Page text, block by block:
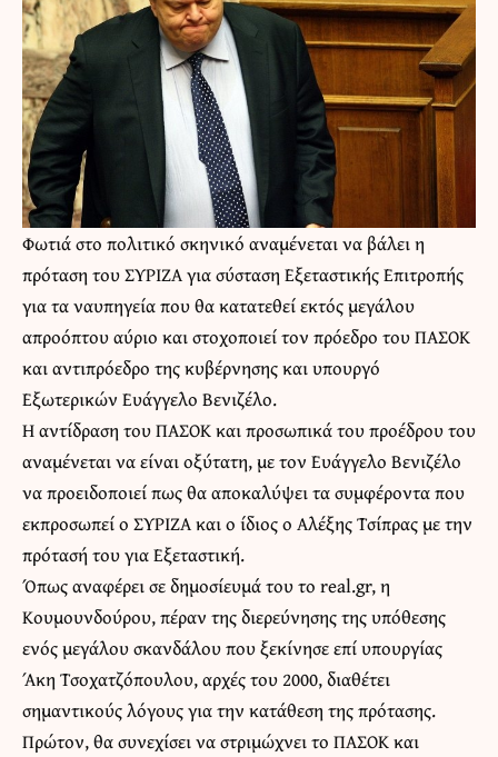
Φωτιά στο πολιτικό σκηνικό αναμένεται να βάλει η
πρόταση του ΣΥΡΙΖΑ για σύσταση Εξεταστικής Επιτροπής
για τα ναυπηγεία που θα κατατεθεί εκτός μεγάλου
απροόπτου αύριο και στοχοποιεί τον πρόεδρο του ΠΑΣΟΚ
και αντιπρόεδρο της κυβέρνησης και υπουργό
Εξωτερικών Ευάγγελο Βενιζέλο.
Η αντίδραση του ΠΑΣΟΚ και προσωπικά του προέδρου του
αναμένεται να είναι οξύτατη, με τον Ευάγγελο Βενιζέλο
να προειδοποιεί πως θα αποκαλύψει τα συμφέροντα που
εκπροσωπεί ο ΣΥΡΙΖΑ και ο ίδιος ο Αλέξης Τσίπρας με την
πρότασή του για Εξεταστική.
Όπως αναφέρει σε δημοσίευμά του το real.gr, η
Κουμουνδούρου, πέραν της διερεύνησης της υπόθεσης
ενός μεγάλου σκανδάλου που ξεκίνησε επί υπουργίας
Άκη Τσοχατζόπουλου, αρχές του 2000, διαθέτει
σημαντικούς λόγους για την κατάθεση της πρότασης.
Πρώτον, θα συνεχίσει να στριμώχνει το ΠΑΣΟΚ και